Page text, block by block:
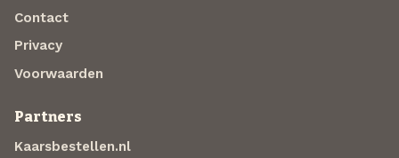
Contact
Privacy
Voorwaarden
Partners
Kaarsbestellen.nl